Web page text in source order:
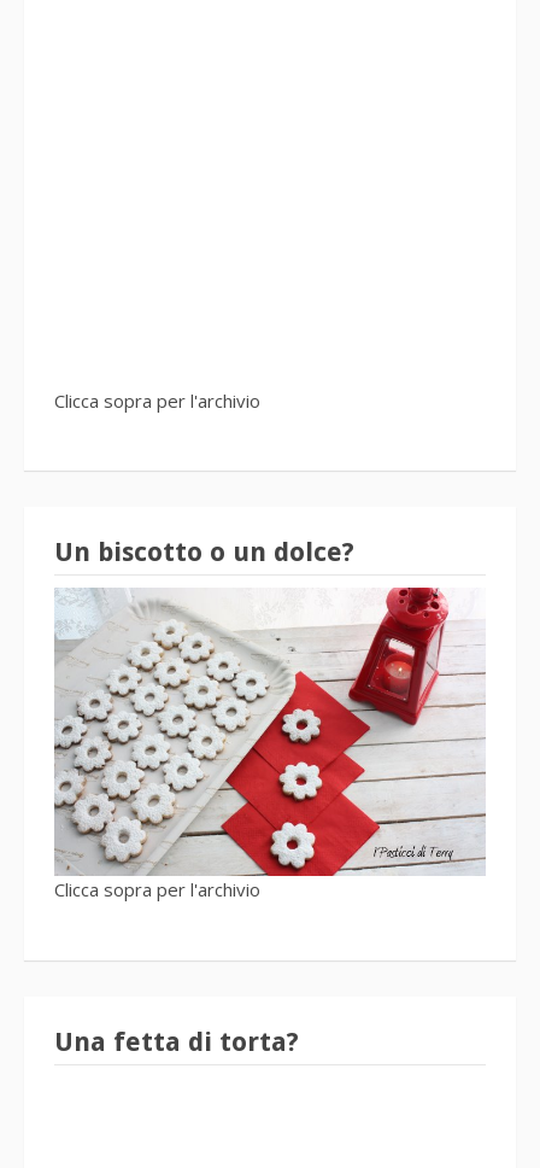
Clicca sopra per l'archivio
Un biscotto o un dolce?
Clicca sopra per l'archivio
Una fetta di torta?